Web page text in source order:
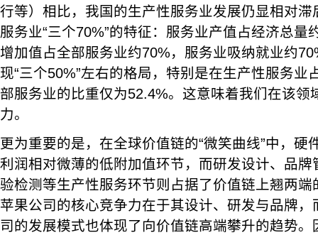
行等）相比，我国的生产性服务业发展仍显相对
服务业“三个70%”的特征：服务业产值占经济总量
增加值占全部服务业约70%，服务业吸纳就业约
现“三个50%”左右的格局，特别是在生产性服务业
部服务业的比重仅为52.4%。这意味着我们在该领
力。
更为重要的是，在全球价值链的“微笑曲线”中，硬
利润相对微薄的低附加值环节，而研发设计、品
验检测等生产性服务环节则占据了价值链上翘两
苹果公司的核心竞争力在于其设计、研发与品牌
司的发展模式也体现了向价值链高端攀升的趋势